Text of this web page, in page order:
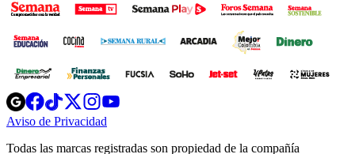
Opens
in
new
Opens
in
new
Opens
in
new
window
Opens
new
windowwindow
Aviso de Privacidad
new
Todas las marcas registradas son propiedad de la compañía